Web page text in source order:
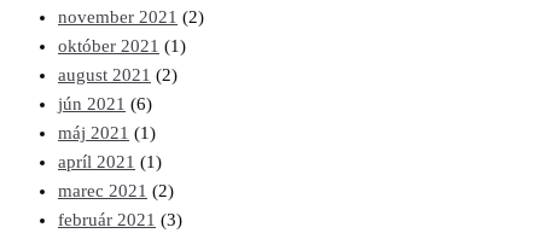
november 2021 (2)
október 2021 (1)
august 2021 (2)
jún 2021 (6)
máj 2021 (1)
apríl 2021 (1)
marec 2021 (2)
február 2021 (3)